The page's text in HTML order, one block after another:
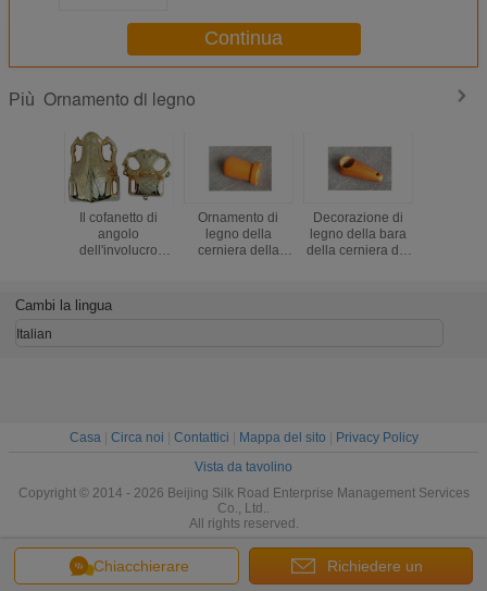
Continua
Più Ornamento di legno
Il cofanetto di
angolo
dell'involucro
bara per l'angolo
di plastica di
Ornamento di
legno della
cerniera della
Decorazione di
legno della bara
della cerniera del
Chiacchierare Richiedere un
Cambi la lingua
Italian
Casa| Circa noi Contattici Mappa del sito
Privacy Policy
Vista da tavolino
Copyright © 2014 - 2026 Beijing Silk Road Enterprise Management Services
Co., Ltd..
All rights reserved.